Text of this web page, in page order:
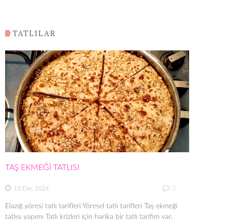
TATLILAR
TAŞ EKMEĞİ TATLISI
15 Dec 2024 0
Elazığ yöresi tatlı tarifleri Yöresel tatlı tarifleri Taş ekmeği
tatlısı yapımı Tatlı krizleri için harika bir tatlı tarifim var.